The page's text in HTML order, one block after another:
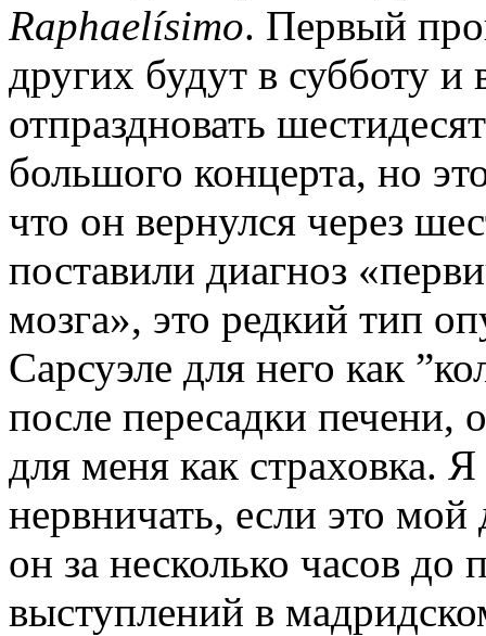
Raphaelísimo. Первый
других будут в субботу и
отпраздновать
большого концерта, но
что он вернулся через
поставили диагноз
мозга», это редкий тип
Сарсуэле для него как
после пересадки печени,
для меня как страховка.
нервничать, если это
он за несколько часов до
выступлений в